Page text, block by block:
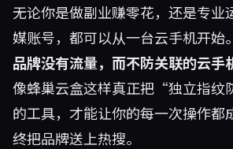
无论你是做副业赚零花，还是专业
媒账号，都可以从一台云手机开始
品牌没有流量，而不防关联的云手
像蜂巢云盒这样真正把“独立指纹
的工具，才能让你的每一次操作都
终把品牌送上热搜。